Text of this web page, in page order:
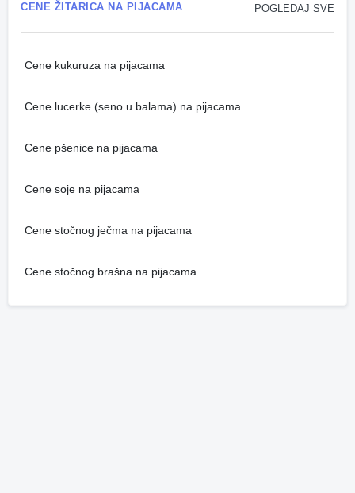
POGLEDAJ SVE
CENE ŽITARICA NA PIJACAMA
Cene kukuruza na pijacama
Cene lucerke (seno u balama) na pijacama
Cene pšenice na pijacama
Cene soje na pijacama
Cene stočnog ječma na pijacama
Cene stočnog brašna na pijacama